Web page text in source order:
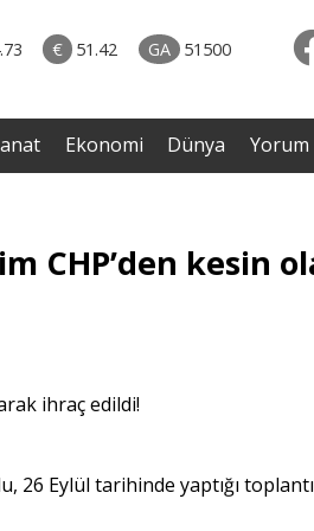
€ 51.42 GA 51500
• Gannuşi'nin
Ekonomi Dünya Yorum
CHP’den kesin
Eylül tarihinde yaptığı